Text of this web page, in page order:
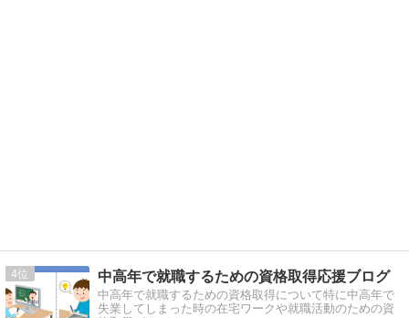
4 中高年で就職するための資格取得応援ブログ
中高年で就職するための資格取得について特に中高年で
失業してしまった時の在宅ワークや就職活動のための資